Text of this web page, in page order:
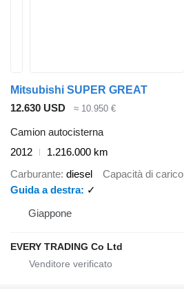
Mitsubishi SUPER GREAT
12.630 USD
≈ 10.950 €
Camion autocisterna
2012
1.216.000 km
Carburante diesel Capacità di carico
Guida a destra
✓
Giappone
EVERY TRADING Co Ltd